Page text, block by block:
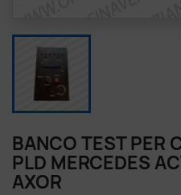
BANCO TEST PER
PLD MERCEDES
AXOR